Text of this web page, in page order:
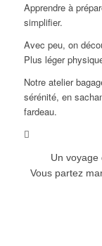
Apprendre à
simplifier.
Avec peu, on
Plus léger
Notre atelier
sérénité, en
fardeau.
Un
Vous partez